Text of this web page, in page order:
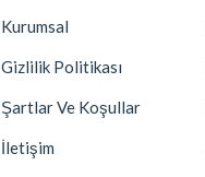
Kurumsal
Gizlilik Politikası
Şartlar Ve Koşullar
İletişim